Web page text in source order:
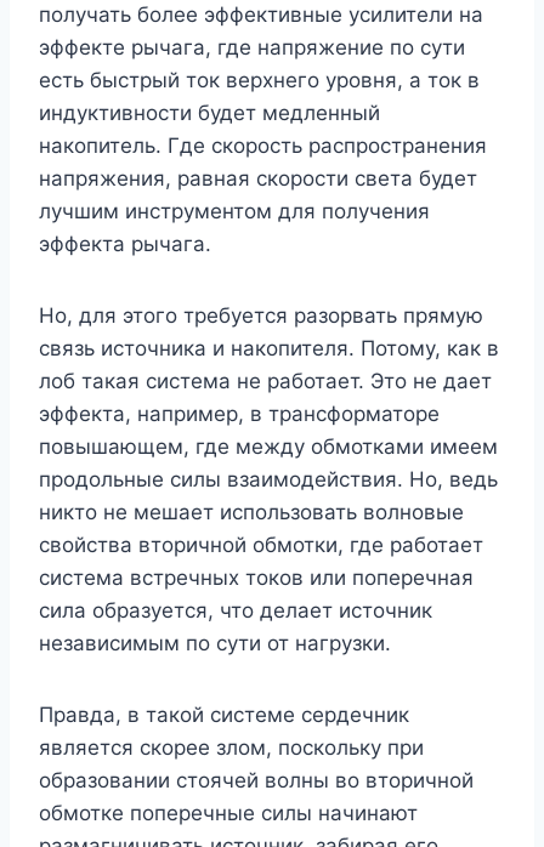
получать более эффективные усилители на
эффекте рычага, где напряжение по сути
есть быстрый ток верхнего уровня, а ток в
индуктивности будет медленный
накопитель. Где скорость распространения
напряжения, равная скорости света будет
лучшим инструментом для получения
эффекта рычага.
Но, для этого требуется разорвать прямую
связь источника и накопителя. Потому, как в
лоб такая система не работает. Это не дает
эффекта, например, в трансформаторе
повышающем, где между обмотками имеем
продольные силы взаимодействия. Но, ведь
никто не мешает использовать волновые
свойства вторичной обмотки, где работает
система встречных токов или поперечная
сила образуется, что делает источник
независимым по сути от нагрузки.
Правда, в такой системе сердечник
является скорее злом, поскольку при
образовании стоячей волны во вторичной
обмотке поперечные силы начинают